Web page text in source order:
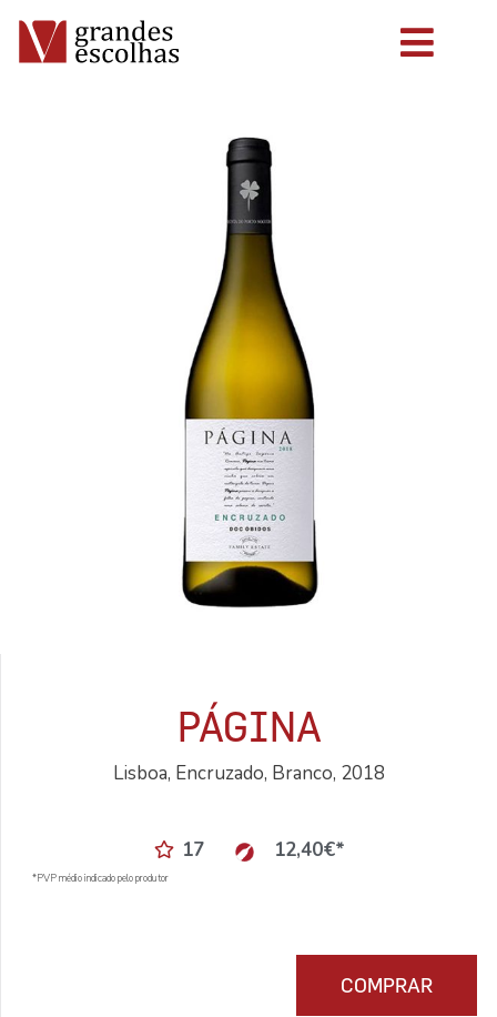
PÁGINA
Lisboa, Encruzado, Branco, 2018
17 12,40€*
*PVP médio indicado pelo produtor
COMPRAR